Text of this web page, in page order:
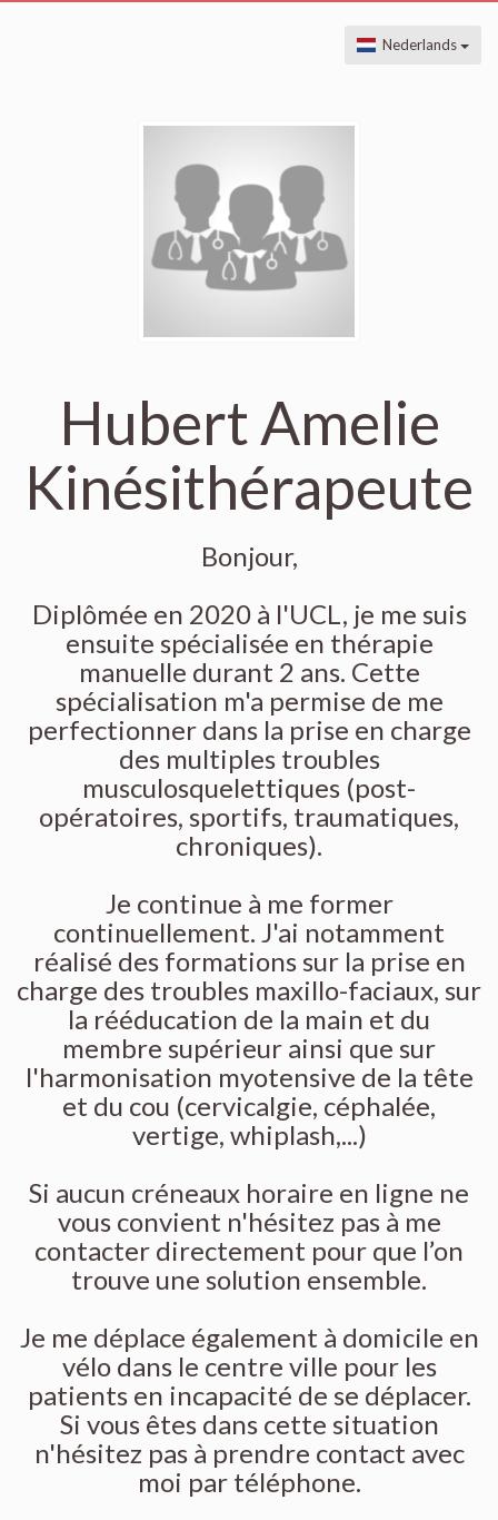
Nederlands
Hubert Amelie
Kinésithérapeute
Bonjour,
Diplômée en 2020 à l'UCL, je me suis
ensuite spécialisée en thérapie
manuelle durant 2 ans. Cette
spécialisation m'a permise de me
perfectionner dans la prise en charge
des multiples troubles
musculosquelettiques (post-
opératoires, sportifs, traumatiques,
chroniques).
Je continue à me former
continuellement. J'ai notamment
réalisé des formations sur la prise en
charge des troubles maxillo-faciaux, sur
la rééducation de la main et du
membre supérieur ainsi que sur
l'harmonisation myotensive de la tête
et du cou (cervicalgie, céphalée,
vertige, whiplash,...)
Si aucun créneaux horaire en ligne ne
vous convient n'hésitez pas à me
contacter directement pour que l’on
trouve une solution ensemble.
Je me déplace également à domicile en
vélo dans le centre ville pour les
patients en incapacité de se déplacer.
Si vous êtes dans cette situation
n'hésitez pas à prendre contact avec
moi par téléphone.